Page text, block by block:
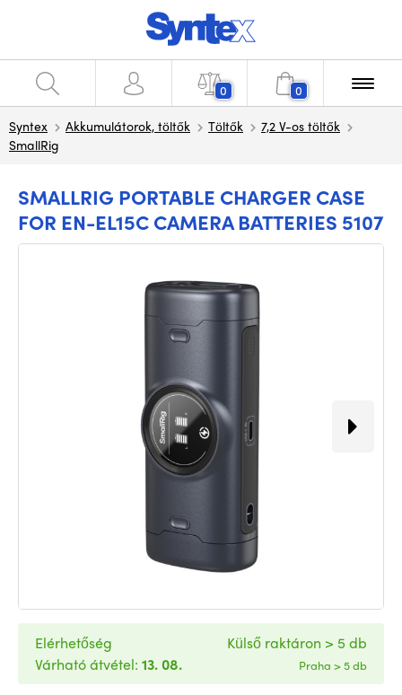
0 0
Syntex Akkumulátorok, töltők Töltők
7,2 V-os töltők
SmallRig
SMALLRIG PORTABLE CHARGER CASE
FOR EN-EL15C CAMERA BATTERIES 5107
Elérhetőség
Várható átvétel: 13. 08.
Külső raktáron > 5 db
Praha > 5 db